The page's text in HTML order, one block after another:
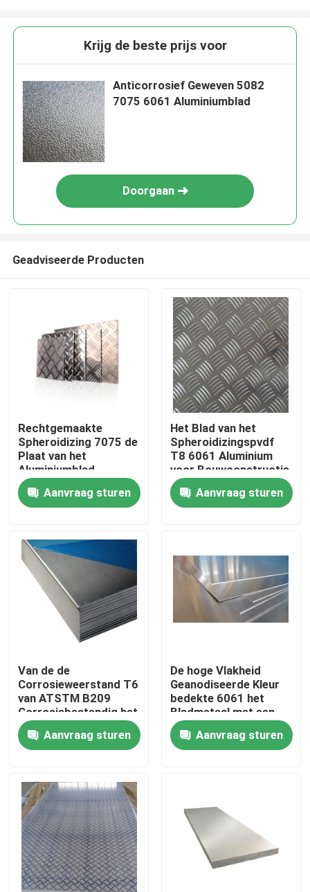
Huis
Ongeveer ons
Fabrieksreis
Kwaliteitscontrole
Contacteer ons
Verzoek om een Citaat
Industrieel Aluminiumprofiel
Het Profiel van het uitdrijvingsaluminium
V het Profiel van het Groefaluminium
Krijg de beste prijs voor
Anticorrosief Geweven 5082
7075 6061 Aluminiumblad
Doorgaan
Geadviseerde Producten
Rechtgemaakte
Spheroidizing 7075 de
Plaat van het
Aluminiumblad
Aanvraag sturen
Het Blad van het
Spheroidizingspvdf
T8 6061 Aluminium
voor Bouwconstructie
Aanvraag sturen
Van de de
Corrosieweerstand T6
van ATSTM B209
Corrosiebestendig het
Aluminiumblad
Aanvraag sturen
De hoge Vlakheid
Geanodiseerde Kleur
bedekte 6061 het
Bladmetaal met een
laag van de
Aluminiumplaat
Aanvraag sturen